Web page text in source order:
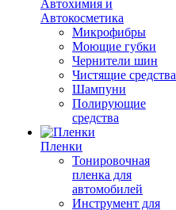
Автохимия и
Автокосметика
Микрофибры
Моющие губки
Чернители шин
Чистящие средства
Шампуни
Полирующие
средства
Пленки
Тонировочная
пленка для
автомобилей
Инструмент для